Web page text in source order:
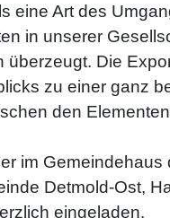
Art des
in unserer
Die
zu einer ganz
den
im
Detmold-Ost,
eingeladen.